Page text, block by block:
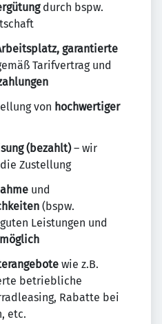
durch bspw.
garantierte
Tarifvertrag und
von hochwertiger
(bezahlt)– wir
Zustellung
und
(bspw.
Leistungen und
möglich
wie z.B.
betriebliche
Rabatte bei
etc.